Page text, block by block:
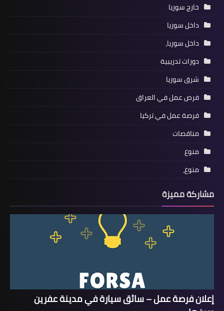
خارج سوريا
داخل سوريا
داخل سوريا،
دورات تدريبية
شرق سوريا
فرص عمل في العراق
فرصة عمل في تركيا
مناقصات
منوع
منوع،
مشاركة مميزة
إعلان فرصة عمل – سائق سيارة في مدينة عفرين